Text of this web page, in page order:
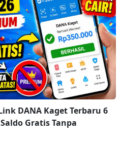
DANA Kaget Terbaru 6
Gratis Tanpa